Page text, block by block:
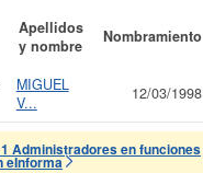
Apellidos
y nombre
Nombramiento
MIGUEL
V...
12/03/1998
1 Administradores en funciones
eInforma